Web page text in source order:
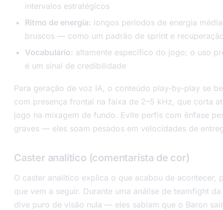
intervalos estratégicos
Ritmo de energia: longos períodos de energia
bruscos — como um padrão de sprint e
Vocabulário: altamente específico do jogo; o uso
é um sinal de credibilidade
Para geração de voz IA, o conteúdo play-by-play se
com presença frontal na faixa de 2–5 kHz, que corta
jogo na mixagem de fundo. Evite perfis com ênfase
graves — eles soam pesados em velocidades de
Caster analítico (comentarista de cor)
O caster analítico explica o que acabou de acontecer,
que vem a seguir. Durante uma análise de teamfight
dive puro de visão nula — eles sabiam que o Baron